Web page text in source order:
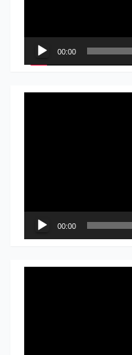
00:00
00:00